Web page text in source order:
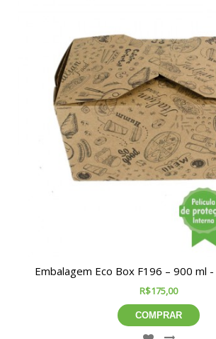
Embalagem Eco Box F196 – 900 ml
R$175,00
COMPRAR